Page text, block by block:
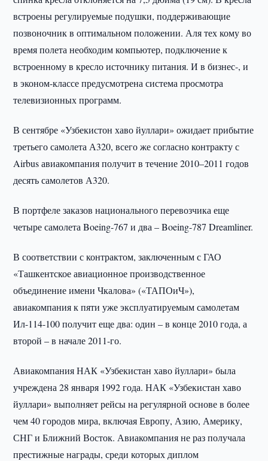
встроены регулируемые подушки, поддерживающие
позвоночник в оптимальном положении. Аля тех кому во
время полета необходим компьютер, подключение к
встроенному в кресло источнику питания. И в бизнес-, и
в эконом-классе предусмотрена система просмотра
телевизионных программ.
В сентябре «Узбекистон хаво йуллари» ожидает прибытие
третьего самолета А320, всего же согласно контракту с
Airbus авиакомпания получит в течение 2010–2011 годов
десять самолетов А320.
В портфеле заказов национального перевозчика еще
четыре самолета Boeing-767 и два – Boeing-787 Dreamliner.
В соответствии с контрактом, заключенным с ГАО
«Ташкентское авиационное производственное
объединение имени Чкалова» («ТАПОиЧ»),
авиакомпания к пяти уже эксплуатируемым самолетам
Ил-114-100 получит еще два: один – в конце 2010 года, а
второй – в начале 2011-го.
Авиакомпания НАК «Узбекистан хаво йуллари» была
учреждена 28 января 1992 года. НАК «Узбекистан хаво
йуллари» выполняет рейсы на регулярной основе в более
чем 40 городов мира, включая Европу, Азию, Америку,
СНГ и Ближний Восток. Авиакомпания не раз получала
престижные награды, среди которых диплом